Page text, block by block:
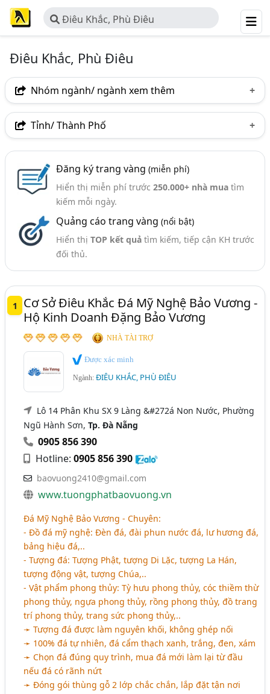
Điêu Khắc, Phù Điêu
Điêu Khắc, Phù Điêu
Nhóm ngành/ ngành xem thêm
Ngành nghề
Ngành xem thêm
Nội Thất - Trang Trí Nội Thất (301)
Tỉnh/ Thành Phố
Bình Dương
Tp. Đà Nẵng
TP. Hải Phòng
Bà Rịa-Vũng Tàu
Bắc Ninh
Thái Nguyên
Thanh Hóa
Vĩnh Phúc
Đắk Lắk
Bình Định Hà Nam
Long An
Ninh Bình
Ninh Thuận Quảng Nam
Đăng ký trang vàng (miễn phí)
Hiển thị miễn phí trước 250.000+ nhà muatìm
kiếm mỗi ngày.
Quảng cáo trang vàng (nổi bật)
Hiển thị TOP kết quảtìm kiếm, tiếp cận KH trước
đối thủ.
1
Cơ Sở Điêu Khắc Đá Mỹ Nghệ Bảo Vương -
Hộ Kinh Doanh Đặng Bảo Vương
NHÀ TÀI TRỢ
Được xác minh
Ngành:ĐIÊU KHẮC, PHÙ ĐIÊU
Lô 14 Phân Khu SX 9 Làng &#272á Non Nước, Phường
Ngũ Hành Sơn,Tp. Đà Nẵng
0905 856 390
Hotline:0905 856 390
baovuong2410@gmail.com
www.tuongphatbaovuong.vn
Đá Mỹ Nghệ Bảo Vương - Chuyên:
- Đồ đá mỹ nghệ: Đèn đá, đài phun nước đá, lư hương đá,
bảng hiệu đá,..
- Tượng đá: Tượng Phật, tượng Di Lặc, tượng La Hán,
tượng động vật, tượng Chúa,..
- Vật phẩm phong thủy: Tỳ hưu phong thủy, cóc thiềm thừ
phong thủy, ngựa phong thủy, rồng phong thủy, đồ trang
trí phong thủy, trang sức phong thủy,..
➛ Tượng đá được làm nguyên khối, không ghép nối
➛ 100% đá tự nhiên, đá cẩm thạch xanh, trắng, đen, xám
➛ Chọn đá đúng quy trình, mua đá mới làm lại từ đầu
nếu đá có rãnh nứt
➛ Đóng gói thùng gỗ 2 lớp chắc chắn, lắp đặt tận nơi